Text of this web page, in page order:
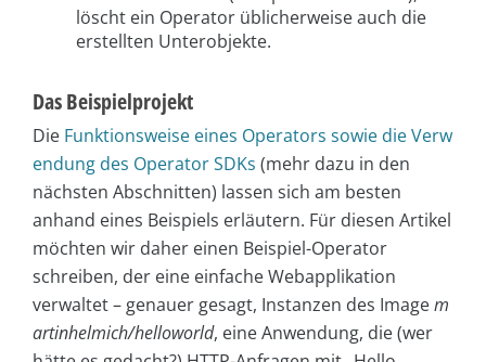
löscht ein Operator üblicherweise auch die
erstellten Unterobjekte.
Das Beispielprojekt
Die Funktionsweise eines Operators sowie die Verw
endung des Operator SDKs (mehr dazu in den
nächsten Abschnitten) lassen sich am besten
anhand eines Beispiels erläutern. Für diesen Artikel
möchten wir daher einen Beispiel-Operator
schreiben, der eine einfache Webapplikation
verwaltet – genauer gesagt, Instanzen des Imagem
artinhelmich/helloworld, eine Anwendung, die (wer